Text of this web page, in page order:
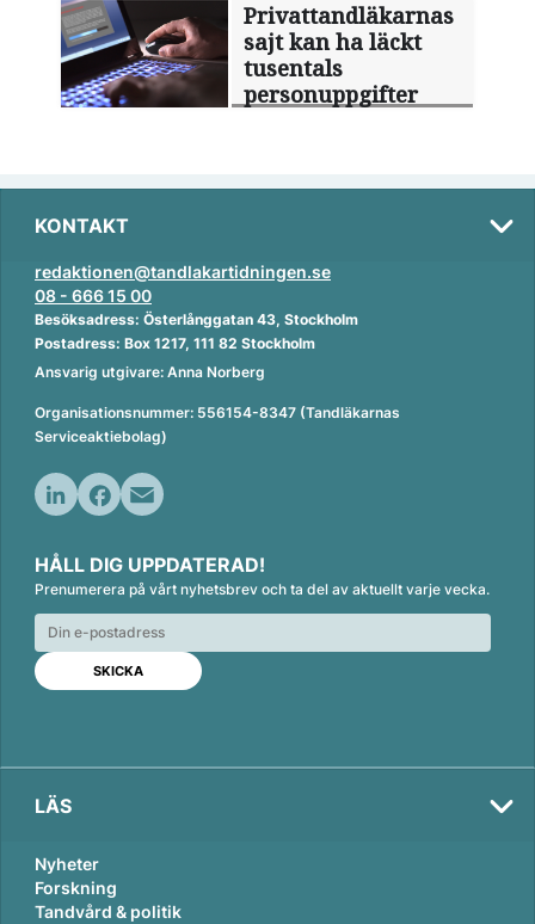
Privattandläkarnas
sajt kan ha läckt
tusentals
personuppgifter
KONTAKT
redaktionen@tandlakartidningen.se
08 - 666 15 00
Besöksadress: Österlånggatan 43, Stockholm
Postadress: Box 1217, 111 82 Stockholm
Ansvarig utgivare: Anna Norberg
Organisationsnummer: 556154-8347 (Tandläkarnas
Serviceaktiebolag)
n
k
e
d
n
c
e
b
o
o
k
a
i
l
HÅLL DIG UPPDATERAD!
Prenumerera på vårt nyhetsbrev och ta del av aktuellt varje vecka.
LÄS
Nyheter
Forskning
Tandvård & politik